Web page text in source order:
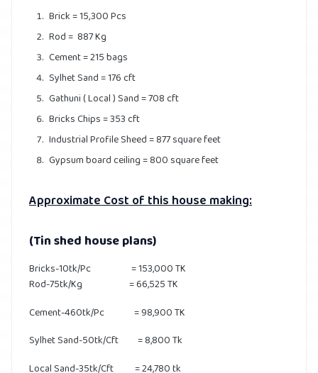
Brick = 15,300 Pcs
Rod = 887 Kg
Cement = 215 bags
Sylhet Sand = 176 cft
Gathuni ( Local ) Sand = 708 cft
Bricks Chips = 353 cft
Industrial Profile Sheed = 877 square feet
Gypsum board ceiling = 800 square feet
Approximate Cost of this house making:
(Tin shed house plans)
Bricks-10tk/Pc = 153,000 TK
Rod-75tk/Kg = 66,525 TK
Cement-460tk/Pc = 98,900 TK
Sylhet Sand-50tk/Cft = 8,800 Tk
Local Sand-35tk/Cft = 24,780 tk